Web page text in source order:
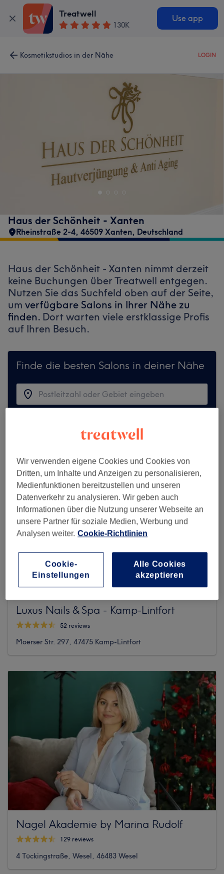
Treatwell
130K
Use app
Kosmetikstudios in der Nähe LOGIN
Haus der Schönheit - Xanten
Rheinstraße 2-4, 46509 Xanten, Deutschland
Haus der Schönheit - Xanten nimmt derzeit
keine Buchungen über Treatwell entgegen.
Nutzen Sie das Suchfeld oben auf der Seite,
um verfügbare Salons in Ihrer Nähe zu
finden. Dort warten viele erstklassige Profis
auf Ihren Besuch.
Finde die besten Salons in deiner Nähe
Luxus Nails & Spa - Kamp-Lintfort
52 reviews
Moerser Str. 297, 47475 Kamp-Lintfort
Nagel Akademie by Marina Rudolf
129 reviews
4 Tückingstraße, Wesel, 46483 Wesel
Wir verwenden eigene Cookies und Cookies von
Dritten, um Inhalte und Anzeigen zu personalisieren,
Medienfunktionen bereitzustellen und unseren
Datenverkehr zu analysieren. Wir geben auch
Informationen über die Nutzung unserer Webseite an
unsere Partner für soziale Medien, Werbung und
Analysen weiter. Cookie-Richtlinien
Cookie-
Einstellungen
Alle Cookies
akzeptieren